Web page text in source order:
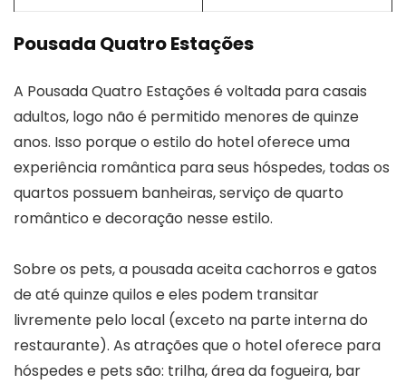
Pousada Quatro Estações
A Pousada Quatro Estações é voltada para casais
adultos, logo não é permitido menores de quinze
anos. Isso porque o estilo do hotel oferece uma
experiência romântica para seus hóspedes, todas os
quartos possuem banheiras, serviço de quarto
romântico e decoração nesse estilo.
Sobre os pets, a pousada aceita cachorros e gatos
de até quinze quilos e eles podem transitar
livremente pelo local (exceto na parte interna do
restaurante). As atrações que o hotel oferece para
hóspedes e pets são: trilha, área da fogueira, bar